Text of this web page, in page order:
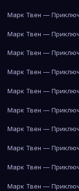
Марк Твен —
Марк Твен —
Марк Твен —
Марк Твен —
Марк Твен —
Марк Твен —
Марк Твен —
Марк Твен —
Марк Твен —
Марк Твен —